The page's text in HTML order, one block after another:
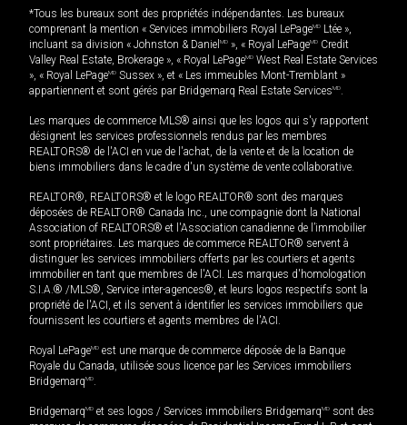
*Tous les bureaux sont des propriétés indépendantes. Les bureaux
comprenant la mention « Services immobiliers Royal LePageMD Ltée »,
incluant sa division « Johnston & Daniel MD », « Royal LePageMD Credit
Valley Real Estate, Brokerage », « Royal LePageMD West Real Estate Services
», « Royal LePageMD Sussex », et « Les immeubles Mont-Tremblant »
appartiennent et sont gérés par Bridgemarq Real Estate ServicesMD.
Les marques de commerce MLS® ainsi que les logos qui s'y rapportent
désignent les services professionnels rendus par les membres
REALTORS® de l'ACI en vue de l'achat, de la vente et de la location de
biens immobiliers dans le cadre d'un système de vente collaborative.
REALTOR®, REALTORS® et le logo REALTOR® sont des marques
déposées de REALTOR® Canada Inc., une compagnie dont la National
Association of REALTORS® et l'Association canadienne de l’immobilier
sont propriétaires. Les marques de commerce REALTOR® servent à
distinguer les services immobiliers offerts par les courtiers et agents
immobilier en tant que membres de l'ACI. Les marques d'homologation
S.I.A.® /MLS®, Service inter-agences®, et leurs logos respectifs sont la
propriété de l'ACI, et ils servent à identifier les services immobiliers que
fournissent les courtiers et agents membres de l'ACI.
Royal LePageMD est une marque de commerce déposée de la Banque
Royale du Canada, utilisée sous licence par les Services immobiliers
BridgemarqMD.
BridgemarqMD et ses logos / Services immobiliers BridgemarqMD sont des